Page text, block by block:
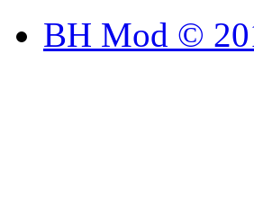
BH Mod ©